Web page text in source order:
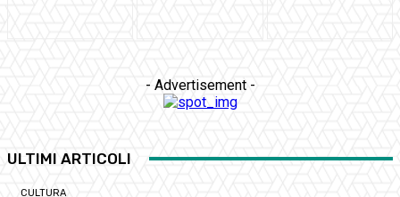
- Advertisement -
ULTIMI ARTICOLI
CULTURA